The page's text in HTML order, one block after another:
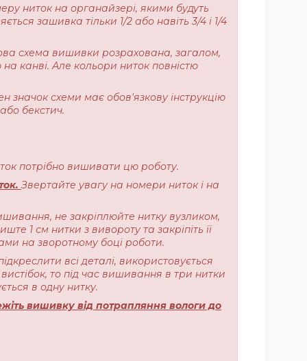
ниток на органайзері, якими будуть
зашивка тільки 1/2 або навіть 3/4 і 1/4
схема вишивки розрахована, загалом,
канві. Але кольори ниток повністю
значок схеми має обов'язкову інструкцію
бекстич.
потрібно вишивати цю роботу.
Звертайте увагу на номери ниток і на
не закріплюйте нитку вузликом,
1 см нитки з вивороту та закріпіть її
на зворотному боці роботи.
всі деталі, використовується
то під час вишивання в три нитки
в одну нитку.
вишивку від потрапляння вологи до